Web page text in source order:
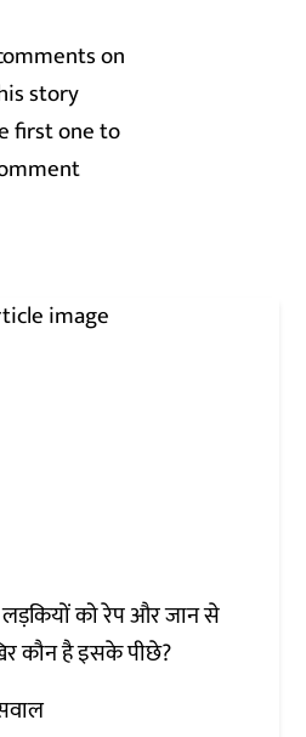
first one to
को रेप और जान से
कौन है इसके पीछे?